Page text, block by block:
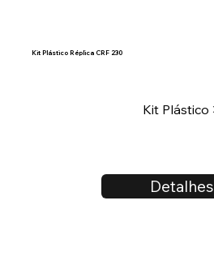
Kit Plástico Réplica CRF 230
Detalhes
Kit Plástico